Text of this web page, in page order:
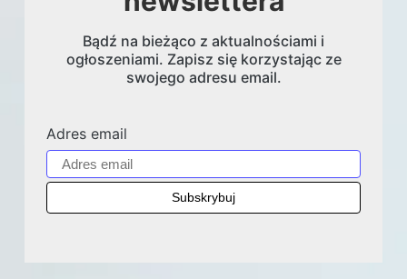
Bądź na bieżąco z aktualnościami i
ogłoszeniami. Zapisz się korzystając ze
swojego adresu email.
Adres email